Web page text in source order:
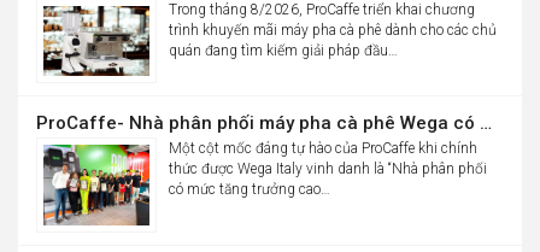
Trong tháng 8/2026, ProCaffe triển khai chương
trình khuyến mãi máy pha cà phê dành cho các chủ
quán đang tìm kiếm giải pháp đầu…
ProCaffe- Nhà phân phối máy pha cà phê Wega có mức tăng trưởng cao nhất thế giới
Một cột mốc đáng tự hào của ProCaffe khi chính
thức được Wega Italy vinh danh là “Nhà phân phối
có mức tăng trưởng cao…